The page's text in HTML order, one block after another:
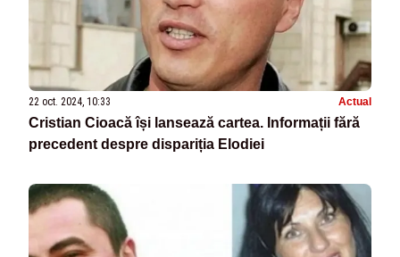
22 oct. 2024, 10:33 Actual
Cristian Cioacă își lansează cartea. Informații fără
precedent despre dispariția Elodiei